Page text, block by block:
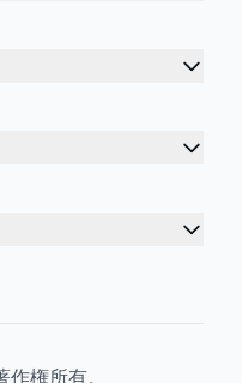
権所有。